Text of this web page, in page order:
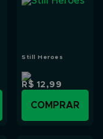
Still Heroes
R$ 12,99
COMPRAR